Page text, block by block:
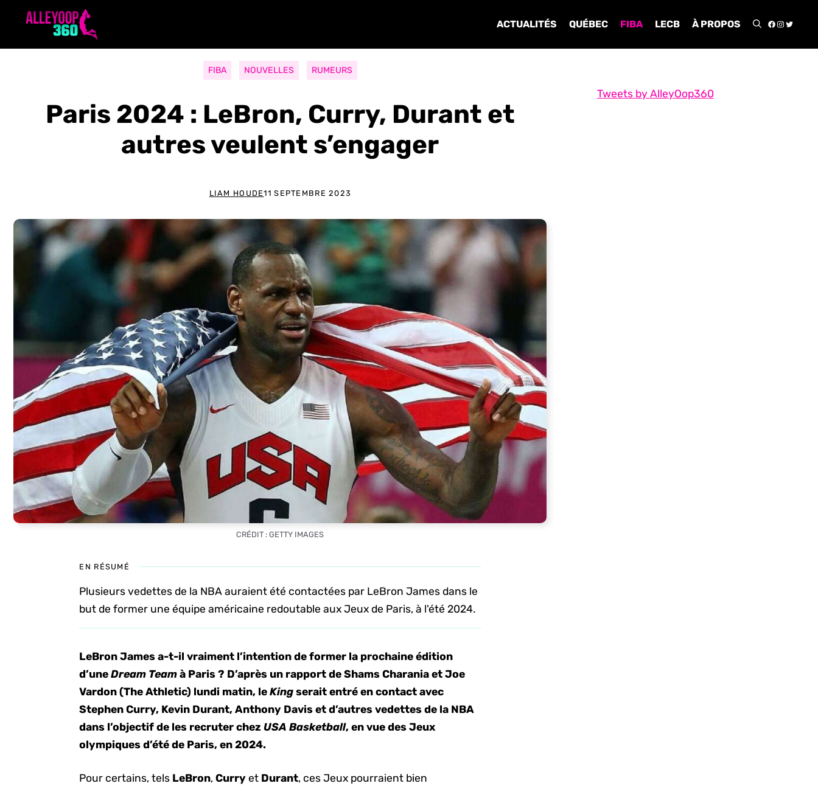
ACTUALITÉS QUÉBEC FIBA LECB À PROPOS
FIBA NOUVELLES RUMEURS
Paris 2024 : LeBron, Curry, Durant et
autres veulent s’engager
LIAM HOUDE11 SEPTEMBRE 2023
CRÉDIT : GETTY IMAGES
EN RÉSUMÉ
Plusieurs vedettes de la NBA auraient été contactées par LeBron James dans le
but de former une équipe américaine redoutable aux Jeux de Paris, à l'été 2024.
LeBron James a-t-il vraiment l’intention de former la prochaine édition
d’uneDream Team à Paris ? D’après un rapport de Shams Charania et Joe
Vardon (The Athletic) lundi matin, leKing serait entré en contact avec
Stephen Curry, Kevin Durant, Anthony Davis et d’autres vedettes de la NBA
dans l’objectif de les recruter chezUSA Basketball, en vue des Jeux
olympiques d’été de Paris, en 2024.
Pour certains, tels LeBron,Curryet Durant, ces Jeux pourraient bien
Tweets by AlleyOop360